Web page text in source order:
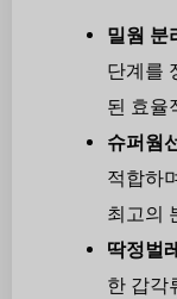
밀웜 분
단계를
된 효율
슈퍼웜
적합하
최고의
딱정벌
한 갑각